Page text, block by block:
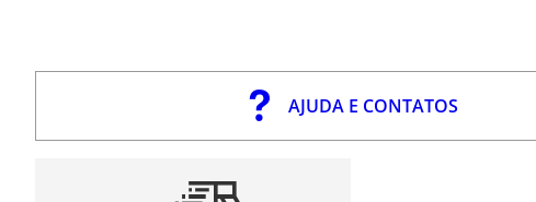
AJUDA E CONTATOS